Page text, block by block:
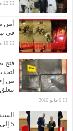
22 مايو 2026
في
10 مايو 2026
فتح
من
6 مايو 2026
5 إلى 7 ماي الجاري على رأس وفد أمني هام